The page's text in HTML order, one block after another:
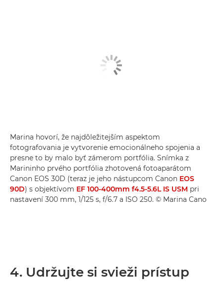
Marina hovorí, že najdôležitejším aspektom
fotografovania je vytvorenie emocionálneho spojenia a
presne to by malo byť zámerom portfólia. Snímka z
Marininho prvého portfólia zhotovená fotoaparátom
Canon EOS 30D (teraz je jeho nástupcom Canon EOS
90D) s objektívom EF 100-400mm f4.5-5.6L IS USM pri
nastavení 300 mm, 1/125 s, f/6.7 a ISO 250. © Marina Cano
4. Udržujte si svieži prístup